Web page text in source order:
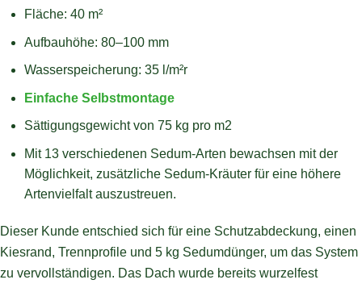
Fläche: 40 m²
Aufbauhöhe: 80–100 mm
Wasserspeicherung: 35 l/m²r
Einfache Selbstmontage
Sättigungsgewicht von 75 kg pro m2
Mit 13 verschiedenen Sedum-Arten bewachsen mit der
Möglichkeit, zusätzliche Sedum-Kräuter für eine höhere
Artenvielfalt auszustreuen.
Dieser Kunde entschied sich für eine Schutzabdeckung, einen
Kiesrand, Trennprofile und 5 kg Sedumdünger, um das System
zu vervollständigen. Das Dach wurde bereits wurzelfest